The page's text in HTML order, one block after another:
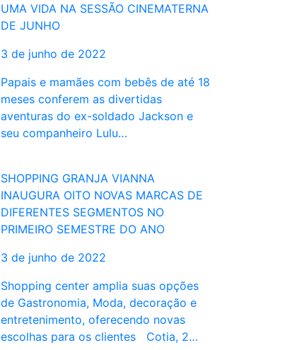
UMA VIDA NA SESSÃO CINEMATERNA
DE JUNHO
3 de junho de 2022
Papais e mamães com bebês de até 18
meses conferem as divertidas
aventuras do ex-soldado Jackson e
seu companheiro Lulu…
SHOPPING GRANJA VIANNA
INAUGURA OITO NOVAS MARCAS DE
DIFERENTES SEGMENTOS NO
PRIMEIRO SEMESTRE DO ANO
3 de junho de 2022
Shopping center amplia suas opções
de Gastronomia, Moda, decoração e
entretenimento, oferecendo novas
escolhas para os clientes Cotia, 2…